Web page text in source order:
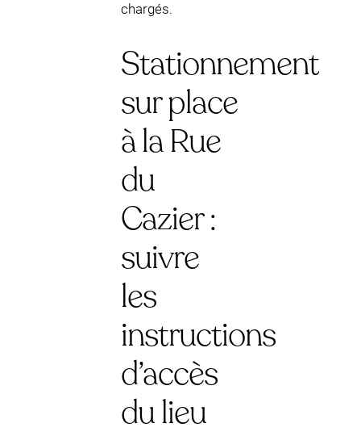
chargés.
Stationnement
sur place
à la Rue
du
Cazier :
suivre
les
instructions
d’accès
du lieu